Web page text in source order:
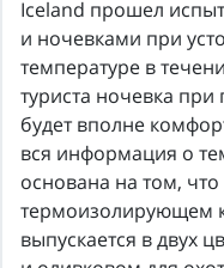
Iceland прошел
и ночевками при
температуре в
туриста ночевка
будет вполне
вся информация о
основана на том,
термоизолирующем
выпускается в двух